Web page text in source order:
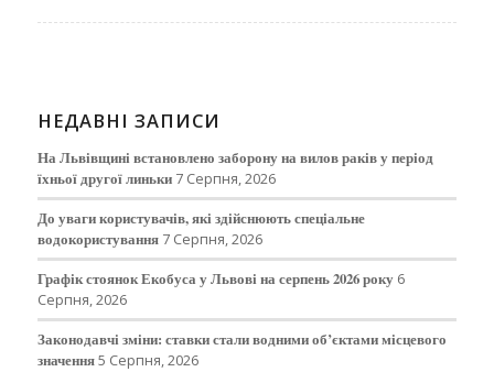
НЕДАВНІ ЗАПИСИ
На Львівщині встановлено заборону на вилов раків у період
їхньої другої линьки 7 Серпня, 2026
До уваги користувачів, які здійснюють спеціальне
водокористування 7 Серпня, 2026
Графік стоянок Екобуса у Львові на серпень 2026 року 6
Серпня, 2026
Законодавчі зміни: ставки стали водними об’єктами місцевого
значення5 Серпня, 2026